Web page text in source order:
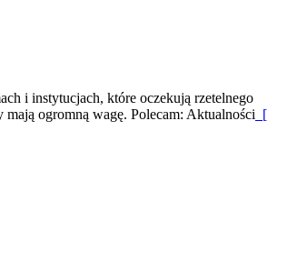
i instytucjach, które oczekują rzetelnego
ogromną wagę. Polecam: Aktualności [